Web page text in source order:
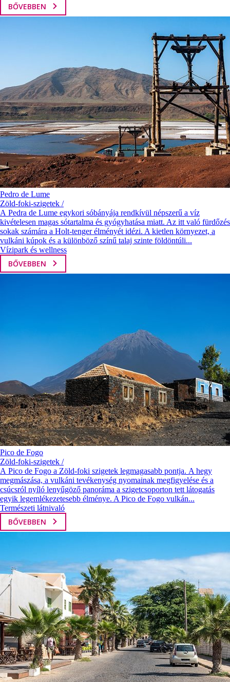
BŐVEBBEN
Pedro de Lume
Zöld-foki-szigetek /
A Pedra de Lume egykori sóbányája rendkívül népszerű a víz
kivételesen magas sótartalma és gyógyhatása miatt. Az itt való fürdőzés
sokak számára a Holt-tenger élményét idézi. A kietlen környezet, a
vulkáni kúpok és a különböző színű talaj szinte földöntúli...
Vízipark és wellness
BŐVEBBEN
Pico de Fogo
Zöld-foki-szigetek /
A Pico de Fogo a Zöld-foki szigetek legmagasabb pontja. A hegy
megmászása, a vulkáni tevékenység nyomainak megfigyelése és a
csúcsról nyíló lenyűgöző panoráma a szigetcsoporton tett látogatás
egyik legemlékezetesebb élménye. A Pico de Fogo vulkán...
Természeti látnivaló
BŐVEBBEN